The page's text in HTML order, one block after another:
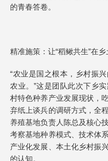
的青春答卷。
精准施策：让“稻鳅共生”在
“农业是国之根本，乡村振
农业。”这是团队此次下乡
村特色种养产业发展现状，
弃纸上谈兵的调研方式，全
养殖基地负责人陈总及核心
考察基地种养模式、技术体
产业化发展、本土化乡村振
的认知。